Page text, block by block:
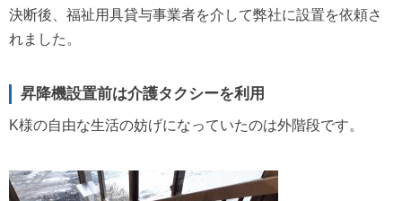
決断後、福祉用具貸与事業者を介して弊社に設置を依頼さ
れました。
昇降機設置前は介護タクシーを利用
K様の自由な生活の妨げになっていたのは外階段です。